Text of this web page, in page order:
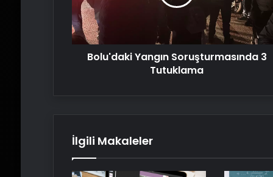
Bolu'daki Yangın Soruşturmasında 3
Tutuklama
İlgili Makaleler